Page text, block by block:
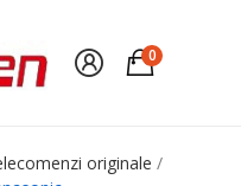
0
originale